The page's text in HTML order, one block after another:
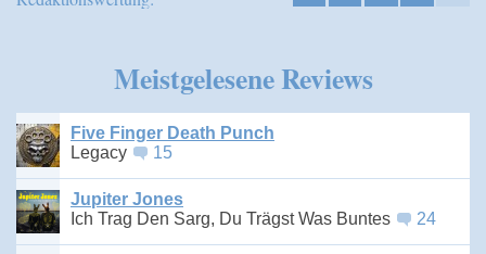
Meistgelesene Reviews
Five Finger Death Punch
Legacy
15
Jupiter Jones
Ich Trag Den Sarg, Du Trägst Was Buntes
24